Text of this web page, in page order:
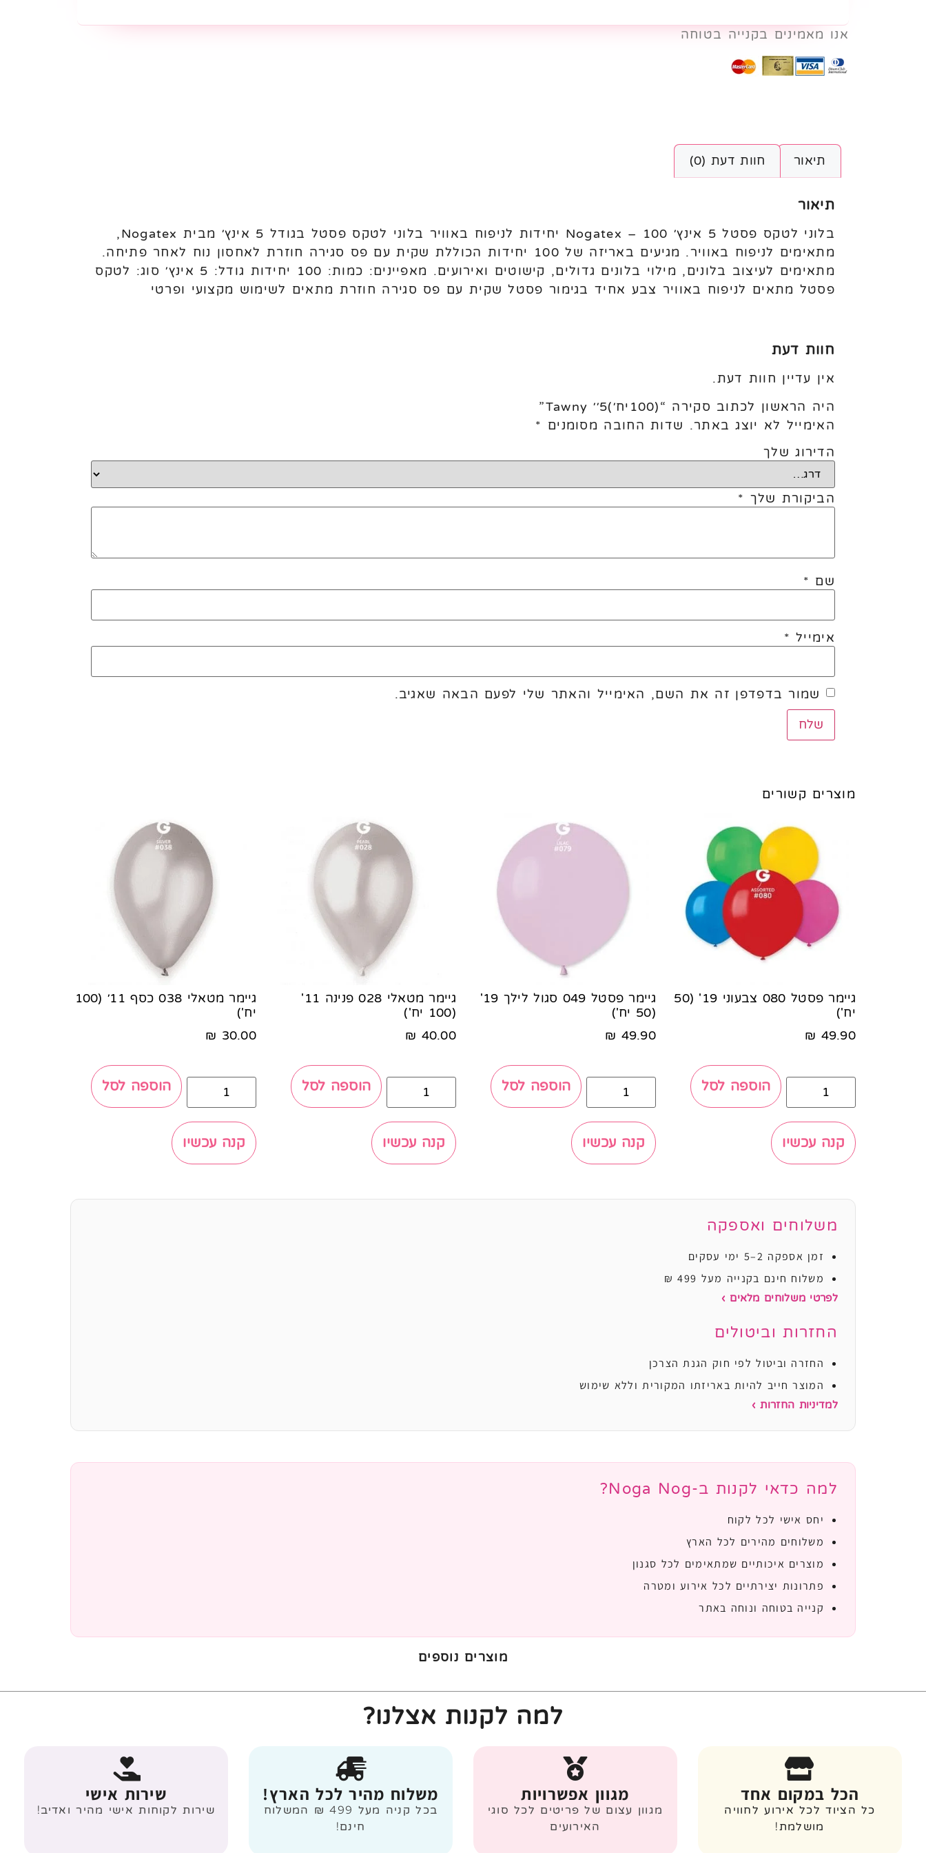
אנו מאמינים בקנייה בטוחה
תיאור חוות דעת (0)
תיאור
בלוני לטקס פסטל 5 אינץ׳ Nogatex – 100 יחידות לניפוח באוויר בלוני לטקס פסטל בגודל 5 אינץ׳ מבית Nogatex,
מתאימים לניפוח באוויר. מגיעים באריזה של 100 יחידות הכוללת שקית עם פס סגירה חוזרת לאחסון נוח לאחר פתיחה.
מתאימים לעיצוב בלונים, מילוי בלונים גדולים, קישוטים ואירועים. מאפיינים: כמות: 100 יחידות גודל: 5 אינץ׳ סוג: לטקס
פסטל מתאים לניפוח באוויר צבע אחיד בגימור פסטל שקית עם פס סגירה חוזרת מתאים לשימוש מקצועי ופרטי
חוות דעת
אין עדיין חוות דעת.
היה הראשון לכתוב סקירה “(100יח׳)5׳׳ Tawny”
האימייל לא יוצג באתר. שדות החובה מסומנים *
הדירוג שלך
הביקורת שלך *
שם *
אימייל *
שמור בדפדפן זה את השם, האימייל והאתר שלי לפעם הבאה שאגיב.
מוצרים קשורים
גיימר פסטל 080 צבעוני 19' (50
יח')
49.90
₪
הוספה לסל
קנה עכשיו
גיימר פסטל 049 סגול לילך 19'
(50 יח')
49.90
₪
הוספה לסל
קנה עכשיו
גיימר מטאלי 028 פנינה 11'
(100 יח')
40.00
₪
הוספה לסל
קנה עכשיו
גיימר מטאלי 038 כסף 11׳ (100
יח')
30.00
₪
הוספה לסל
קנה עכשיו
משלוחים ואספקה
זמן אספקה 2–5 ימי עסקים
משלוח חינם בקנייה מעל 499 ₪
לפרטי משלוחים מלאים ›
החזרות וביטולים
החזרה וביטול לפי חוק הגנת הצרכן
המוצר חייב להיות באריזתו המקורית וללא שימוש
למדיניות החזרות ›
למה כדאי לקנות ב-Noga Nog?
יחס אישי לכל לקוח
משלוחים מהירים לכל הארץ
מוצרים איכותיים שמתאימים לכל סגנון
פתרונות יצירתיים לכל אירוע ומטרה
קנייה בטוחה ונוחה באתר
מוצרים נוספים
למה לקנות אצלנו?
הכל במקום אחד
כל הציוד לכל אירוע לחוויה
מושלמת!
מגוון אפשרויות
מגוון עצום של פריטים לכל סוגי
האירועים
משלוח מהיר לכל הארץ!
בכל קניה מעל 499 ₪ המשלוח
חינם!
שירות אישי
שירות לקוחות אישי מהיר ואדיב!